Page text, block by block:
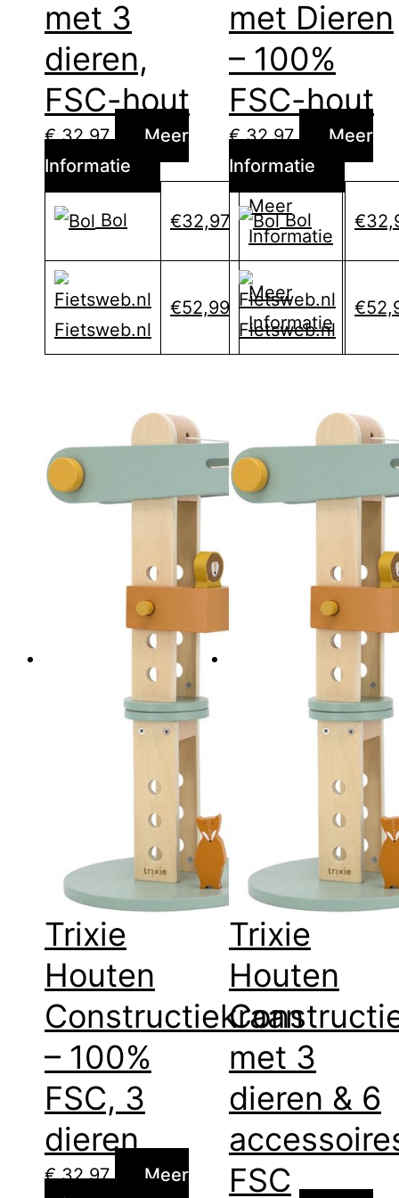
met 3
dieren,
FSC-hout
€32,97
Meer
Informatie
Bol €32,97
Meer
Informatie
Fietsweb.nl
€52,99
Meer
Informatie
met Dieren
– 100%
FSC-hout
€32,97
Meer
Informatie
Bol
Fietsweb.nl
Trixie
Houten
Constructiekraan
– 100%
FSC, 3
dieren
€32,97
Meer
Trixie
Houten
met 3
dieren & 6
FSC